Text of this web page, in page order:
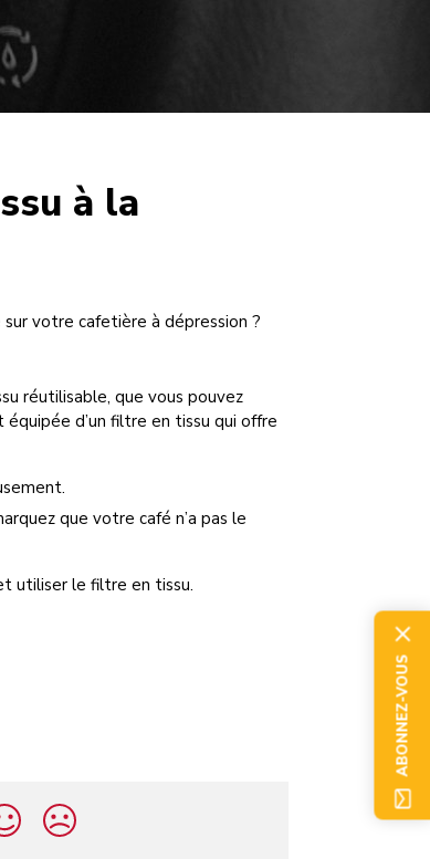
à la
votre cafetière à dépression ?
réutilisable, que vous pouvez
d’un filtre en tissu qui offre
que votre café n’a pas le
utiliser le filtre en tissu.
ABONNEZ-VOUS